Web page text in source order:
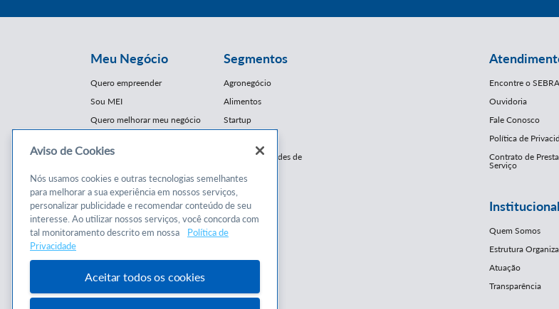
Meu Negócio
Quero empreender
Sou MEI
Quero melhorar meu negócio
Cursos e
Conteúdos
Cursos
Consultorias
Programas
Segmentos
Agronegócio
Alimentos
Startup
Franquias / Redes de
Moda
Moveleiro
Saúde
Turismo
Mercopar
Encontre o
Ouvidoria
Fale Conosco
Política de
Contrato de
Serviço
Institucional
Quem Somos
Estrutura
Atuação
Transparência
Aviso de Cookies
Nós usamos cookies e outras tecnologias semelhantes
para melhorar a sua experiência em nossos serviços,
personalizar publicidade e recomendar conteúdo de seu
interesse. Ao utilizar nossos serviços, você concorda com
tal monitoramento descrito em nossa
Política de
Privacidade
Aceitar todos os cookies